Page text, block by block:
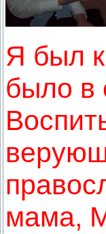
Я был
было в
мама,